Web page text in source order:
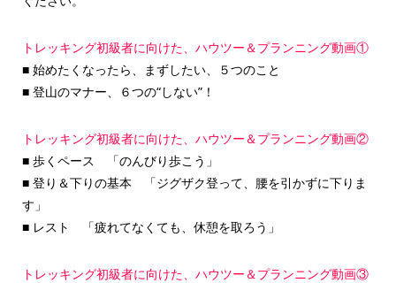
トレッキング初級者に向けた、ハウツー＆プランニング動画①
■ 始めたくなったら、まずしたい、５つのこと
■ 登山のマナー、６つの“しない”！
トレッキング初級者に向けた、ハウツー＆プランニング動画②
■ 歩くペース 「のんびり歩こう」
■ 登り＆下りの基本 「ジグザク登って、腰を引かずに下りま
す」
■ レスト 「疲れてなくても、休憩を取ろう」
トレッキング初級者に向けた、ハウツー＆プランニング動画③